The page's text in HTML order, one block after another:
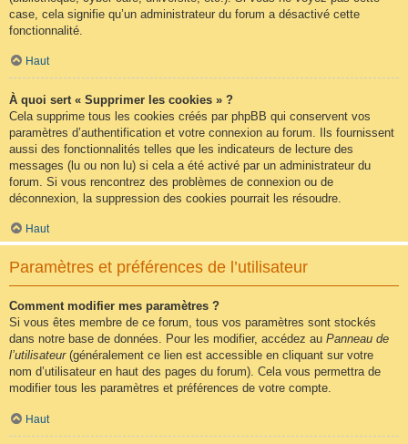
case, cela signifie qu’un administrateur du forum a désactivé cette
fonctionnalité.
Haut
À quoi sert « Supprimer les cookies » ?
Cela supprime tous les cookies créés par phpBB qui conservent vos
paramètres d’authentification et votre connexion au forum. Ils fournissent
aussi des fonctionnalités telles que les indicateurs de lecture des
messages (lu ou non lu) si cela a été activé par un administrateur du
forum. Si vous rencontrez des problèmes de connexion ou de
déconnexion, la suppression des cookies pourrait les résoudre.
Haut
Paramètres et préférences de l’utilisateur
Comment modifier mes paramètres ?
Si vous êtes membre de ce forum, tous vos paramètres sont stockés
dans notre base de données. Pour les modifier, accédez au Panneau de
l’utilisateur(généralement ce lien est accessible en cliquant sur votre
nom d’utilisateur en haut des pages du forum). Cela vous permettra de
modifier tous les paramètres et préférences de votre compte.
Haut